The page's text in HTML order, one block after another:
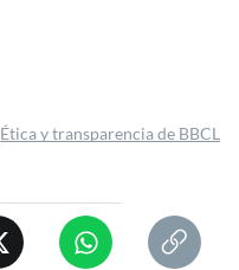
Ética y transparencia de BBCL